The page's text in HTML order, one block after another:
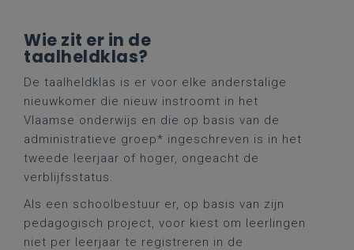
Wie zit er in de
taalheldklas?
De taalheldklas is er voor elke anderstalige
nieuwkomer die nieuw instroomt in het
Vlaamse onderwijs en die op basis van de
administratieve groep* ingeschreven is in het
tweede leerjaar of hoger, ongeacht de
verblijfsstatus.
Als een schoolbestuur er, op basis van zijn
pedagogisch project, voor kiest om leerlingen
niet per leerjaar te registreren in de